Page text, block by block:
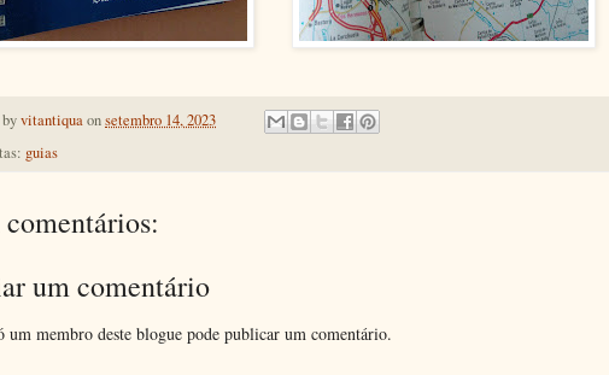
vitantiquaonsetembro 14, 2023
guias
comentários:
um comentário
um membro deste blogue pode publicar um comentário.